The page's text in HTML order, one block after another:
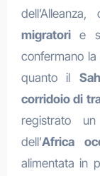
migratorie
confermano
quanto il
corridoio di
registrato
dell’Africa
alimentata in